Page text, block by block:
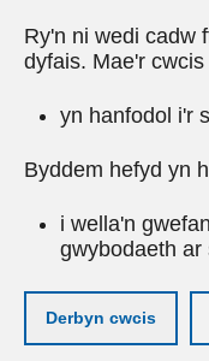
Ry'n ni wedi cadw
dyfais. Mae'r cwcis
yn hanfodol i'r
Byddem hefyd yn
i wella'n
gwybodaeth ar
Derbyn cwcis